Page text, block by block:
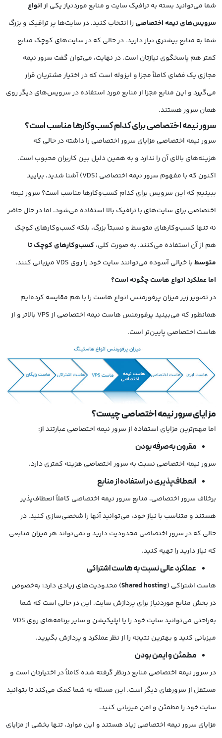
شما می‌توانید بسته به ترافیک سایت و منابع موردنیاز یکی ازانواع
سرویس‌های نیمه اختصاصی را انتخاب کنید. در سایت‌ها پر ترافیک و بزرگ
شما به منابع بیشتری نیاز دارید، در حالی که در سایت‌های کوچک منابع
کمتر هم پاسخگوی نیازتان است. در نهایت، می‌توان گفت سرور نیمه
مجازی یک فضای کاملاً مجزا و ایزوله است که در اختیار مشتریان قرار
می‌گیرد و این منابع مجزا از منابع مورد استفاده در سرویس‌های دیگر روی
همان سرور هستند.
سرور نیمه اختصاصی برای کدام کسب‌وکارها مناسب است؟
سرور نیمه اختصاصی مزایای سرور اختصاصی را داشته در حالی که
هزینه‌های بالای آن را ندارد و به همین دلیل بین کاربران محبوب است.
اکنون که با مفهوم سرور نیمه اختصاصی (VDS) آشنا شدید، بیایید
ببینیم که این سرویس برای کدام کسب‌وکارها مناسب است؟ سرور نیمه
اختصاصی برای سایت‌های با ترافیک بالا استفاده می‌شود. اما در حال حاضر
نه تنها کسب‌وکارهای متوسط و نسبتاً بزرگ، بلکه کسب‌وکارهای کوچک
هم از آن استفاده می‌کنند. به صورت کلی، کسب‌وکارهای کوچک تا
متوسطبا خیالی آسوده می‌توانند سایت خود را روی VDS میزبانی کنند.
اما عملکرد انواع هاست چگونه است؟
در تصویر زیر میزان پرفورمنس انواع هاست را با هم مقایسه کرده‌ایم
همانطور که می‌بینید پرفورمنس هاست نیمه اختصاصی از VPS بالاتر و از
هاست اختصاصی پایین‌تر است.
مزایای سرور نیمه اختصاصی چیست؟
اما مهم‌ترین مزایای استفاده از سرور نیمه اختصاصی عبارتند از:
مقرون به‌صرفه بودن
سرور نیمه اختصاصی نسبت به سرور اختصاصی هزینه کمتری دارد.
انعطاف‌پذیری در استفاده از منابع
برخلاف سرور اختصاصی، منابع سرور نیمه‌ اختصاصی کاملاً انعطاف‌پذیر
هستند و متناسب با نیاز خود، می‌توانید آنها را شخصی‌سازی کنید. در
حالی که در سرور اختصاصی محدودیت دارید و نمی‌تواند هر میزان منابعی
که نیاز دارید را تهیه کنید.
عملکرد عالی نسبت به هاست اشتراکی
هاست اشتراکی (Shared hosting) محدودیت‌های زیادی دارد؛ به‌خصوص
در بخش منابع موردنیاز برای پردازش سایت. این در حالی است که شما
به‌راحتی می‌توانید سایت خود را یا اپلیکیشن و سایر برنامه‌های روی VDS
میزبانی کنید و بهترین نتیجه را از نظر عملکرد و پردازش بگیرید.
مطمئن و ایمن بودن
در سرور نیمه اختصاصی منابع درنظر گرفته شده کاملاً در اختیارتان است و
مستقل از سرورهای دیگر است. این مسئله به شما کمک می‌کند تا بتوانید
سایت خود را مطمئن و امن میزبانی کنید.
مزایای سرور نیمه‌ اختصاصی زیاد هستند و این موارد، تنها بخشی از مزایای